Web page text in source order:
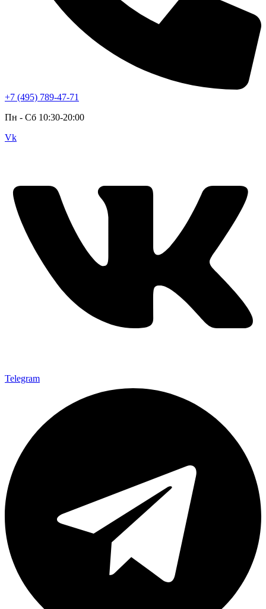
+7 (495) 789-47-71
Пн - Cб 10:30-20:00
Vk
Telegram